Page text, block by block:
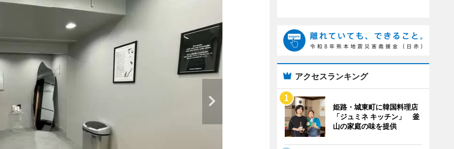
アクセスランキング
姫路・城東町に韓国料理店
「ジュミネ キッチン」 釜
山の家庭の味を提供